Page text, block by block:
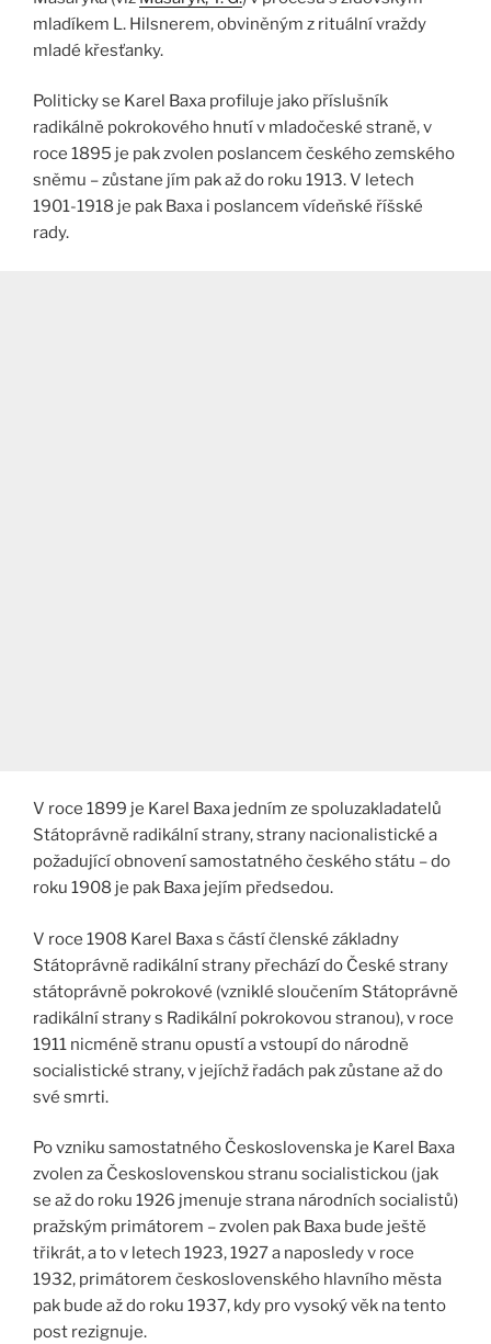
mladíkem L. Hilsnerem, obviněným z rituální vraždy
mladé křesťanky.
Politicky se Karel Baxa profiluje jako příslušník
radikálně pokrokového hnutí v mladočeské straně, v
roce 1895 je pak zvolen poslancem českého zemského
sněmu – zůstane jím pak až do roku 1913. V letech
1901-1918 je pak Baxa i poslancem vídeňské říšské
rady.
V roce 1899 je Karel Baxa jedním ze spoluzakladatelů
Státoprávně radikální strany, strany nacionalistické a
požadující obnovení samostatného českého státu – do
roku 1908 je pak Baxa jejím předsedou.
V roce 1908 Karel Baxa s částí členské základny
Státoprávně radikální strany přechází do České strany
státoprávně pokrokové (vzniklé sloučením Státoprávně
radikální strany s Radikální pokrokovou stranou), v roce
1911 nicméně stranu opustí a vstoupí do národně
socialistické strany, v jejíchž řadách pak zůstane až do
své smrti.
Po vzniku samostatného Československa je Karel Baxa
zvolen za Československou stranu socialistickou (jak
se až do roku 1926 jmenuje strana národních socialistů)
pražským primátorem – zvolen pak Baxa bude ještě
třikrát, a to v letech 1923, 1927 a naposledy v roce
1932, primátorem československého hlavního města
pak bude až do roku 1937, kdy pro vysoký věk na tento
post rezignuje.